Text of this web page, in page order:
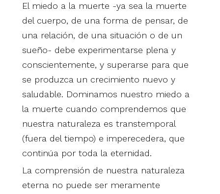
El miedo a la muerte -ya sea la muerte
del cuerpo, de una forma de pensar, de
una relación, de una situación o de un
sueño- debe experimentarse plena y
conscientemente, y superarse para que
se produzca un crecimiento nuevo y
saludable. Dominamos nuestro miedo a
la muerte cuando comprendemos que
nuestra naturaleza es transtemporal
(fuera del tiempo) e imperecedera, que
continúa por toda la eternidad.
La comprensión de nuestra naturaleza
eterna no puede ser meramente